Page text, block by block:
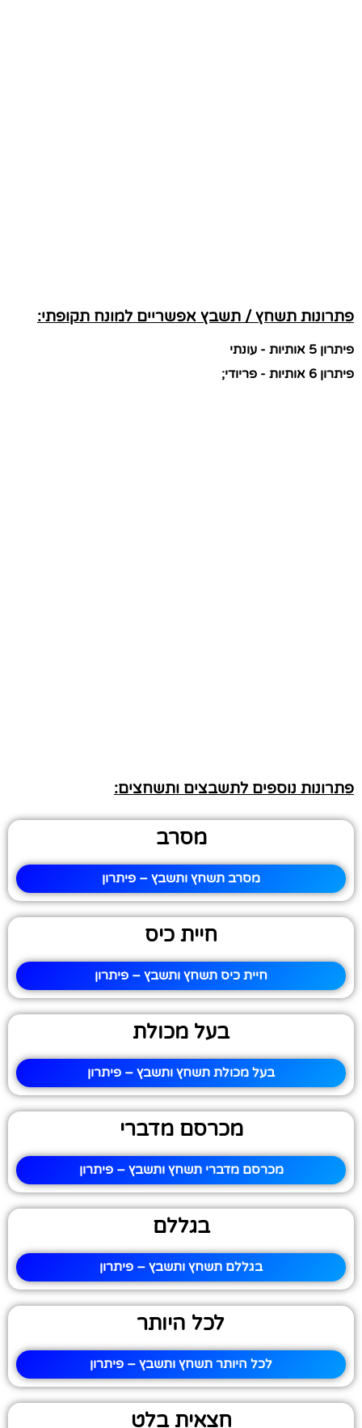
פתרונות תשחץ / תשבץ אפשריים למונח תקופתי:
פיתרון 5 אותיות - עונתי
פיתרון 6 אותיות - פריודי;
פתרונות נוספים לתשבצים ותשחצים:
מסרב
מסרב תשחץ ותשבץ – פיתרון
חיית כיס
חיית כיס תשחץ ותשבץ – פיתרון
בעל מכולת
בעל מכולת תשחץ ותשבץ – פיתרון
מכרסם מדברי
מכרסם מדברי תשחץ ותשבץ – פיתרון
בגללם
בגללם תשחץ ותשבץ – פיתרון
לכל היותר
לכל היותר תשחץ ותשבץ – פיתרון
חצאית בלט